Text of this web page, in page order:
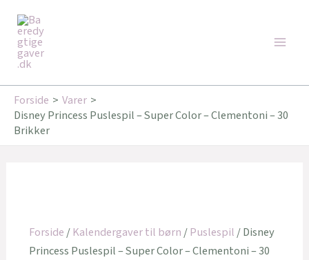
indholdet
Forside
Varer
Disney Princess Puslespil – Super Color – Clementoni – 30
Brikker
Forside/Kalendergaver til børn/Puslespil/ Disney
Princess Puslespil – Super Color – Clementoni – 30